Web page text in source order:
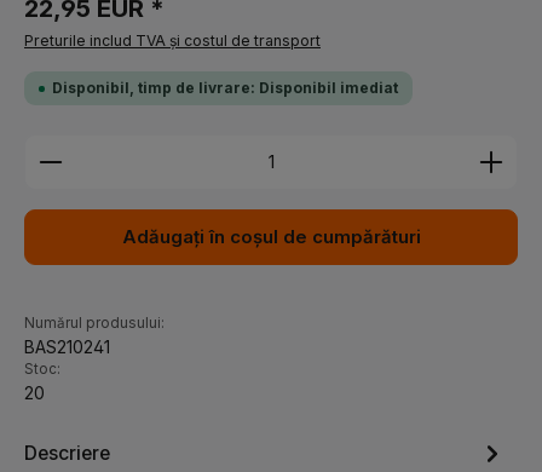
22,95 EUR *
Preturile includ TVA și costul de transport
Disponibil, timp de livrare: Disponibil imediat
Cantitate produs: Introduceți cantitatea dorită
Adăugați în coșul de cumpărături
Numărul produsului:
BAS210241
Stoc:
20
Descriere